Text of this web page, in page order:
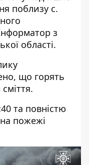
поблизу с.
з
області.
що горять
та повністю
пожежі